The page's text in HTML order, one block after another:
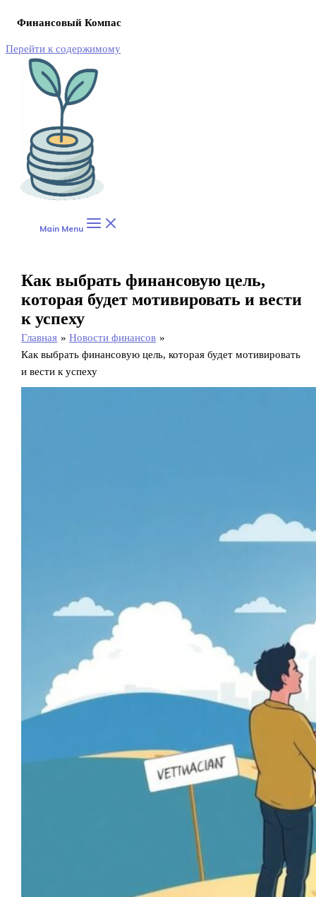
Финансовый Компас
Перейти к содержимому
Main Menu
Как выбрать финансовую цель,
которая будет мотивировать и вести
к успеху
Главная
Новости финансов
Как выбрать финансовую цель, которая будет мотивировать
и вести к успеху